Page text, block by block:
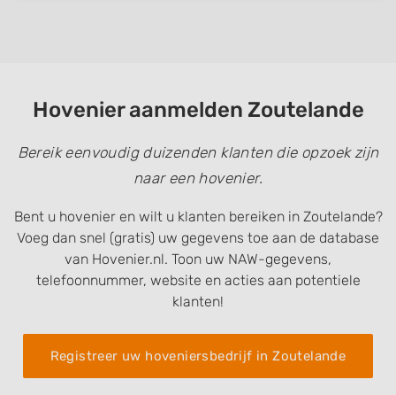
Hovenier aanmelden Zoutelande
Bereik eenvoudig duizenden klanten die opzoek zijn
naar een hovenier.
Bent u hovenier en wilt u klanten bereiken in Zoutelande?
Voeg dan snel (gratis) uw gegevens toe aan de database
van Hovenier.nl. Toon uw NAW-gegevens,
telefoonnummer, website en acties aan potentiele
klanten!
Registreer uw hoveniersbedrijf in Zoutelande